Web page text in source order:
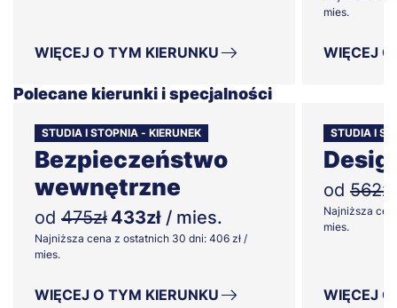
WIĘCEJ O TYM KIERUNKU
mies.
WIĘCEJ
Polecane kierunki i specjalności
STUDIA I STOPNIA - KIERUNEK
Bezpieczeństwo
wewnętrzne
od 475zł 433zł / mies.
Najniższa cena z ostatnich 30 dni: 406 zł /
mies.
WIĘCEJ O TYM KIERUNKU
STUDIA I
od 562zł
Najniższa
mies.
WIĘCEJ